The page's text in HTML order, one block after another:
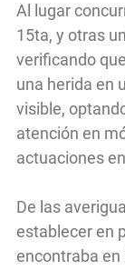
Al lugar
15ta, y otras
verificando
una herida en
visible,
atención en
actuaciones
De las
establecer en
encontraba en